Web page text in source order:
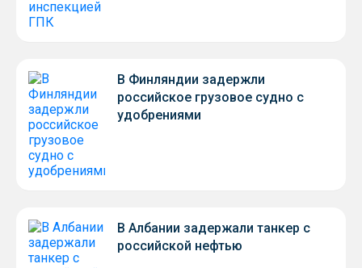
В Финляндии задержли
российское грузовое судно с
удобрениями
В Албании задержали танкер с
российской нефтью